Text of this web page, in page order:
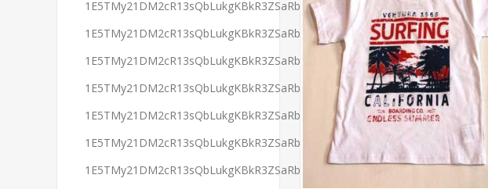
1E5TMy21DM2cR13sQbLukgKBkR3ZSaRbeB
1E5TMy21DM2cR13sQbLukgKBkR3ZSaRbeB
1E5TMy21DM2cR13sQbLukgKBkR3ZSaRbeB
1E5TMy21DM2cR13sQbLukgKBkR3ZSaRbeB
1E5TMy21DM2cR13sQbLukgKBkR3ZSaRbeB
1E5TMy21DM2cR13sQbLukgKBkR3ZSaRbeB
1E5TMy21DM2cR13sQbLukgKBkR3ZSaRbeB